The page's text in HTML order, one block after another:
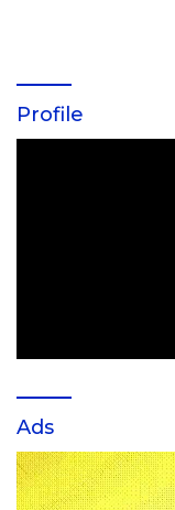
Profile
Ads